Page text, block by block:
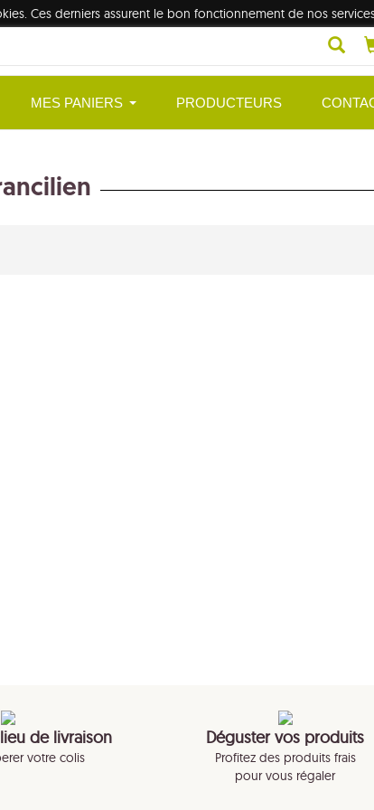
Ces derniers assurent le bon fonctionnement de nos
MES PANIERS PRODUCTEURS
de livraison
votre colis
Déguster vos produits
Profitez des produits frais
pour vous régaler